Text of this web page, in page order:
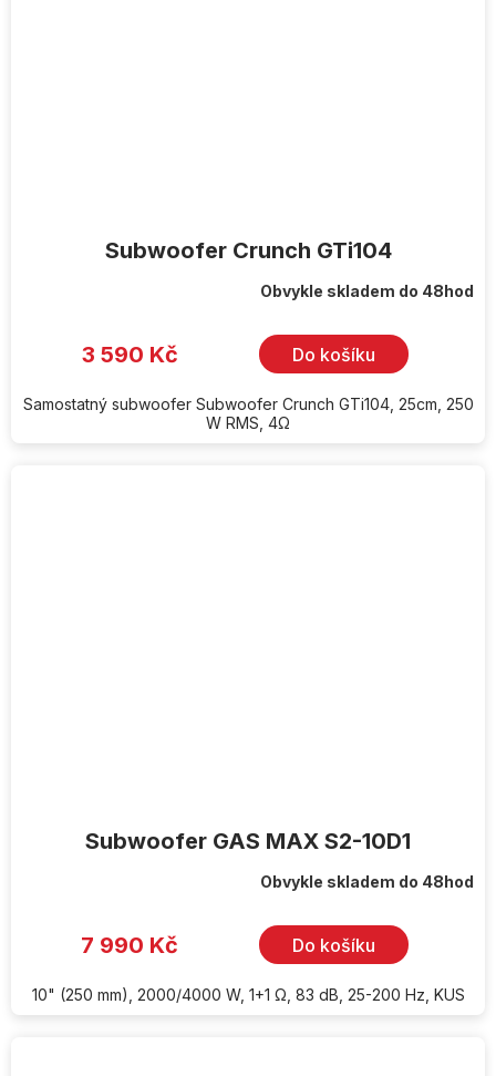
Subwoofer Crunch GTi104
Obvykle skladem do 48hod
3 590 Kč Do košíku
Samostatný subwoofer Subwoofer Crunch GTi104, 25cm, 250
W RMS, 4Ω
Subwoofer GAS MAX S2-10D1
Obvykle skladem do 48hod
7 990 Kč Do košíku
10" (250 mm), 2000/4000 W, 1+1 Ω, 83 dB, 25-200 Hz, KUS